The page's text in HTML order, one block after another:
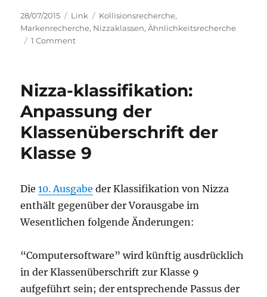
Posted
on
28/07/2015 Categories
Link Tags
Kollisionsrecherche,
Markenrecherche, Nizzaklassen,Ähnlichkeitsrecherche
1 Commenton
das?
2
Nizza-klassifikation:
Anpassung der
Klassenüberschrift der
Klasse 9
Die10. Ausgabe der Klassifikation von Nizza
enthält gegenüber der Vorausgabe im
Wesentlichen folgende Änderungen:
“Computersoftware” wird künftig ausdrücklich
in der Klassenüberschrift zur Klasse 9
aufgeführt sein; der entsprechende Passus der